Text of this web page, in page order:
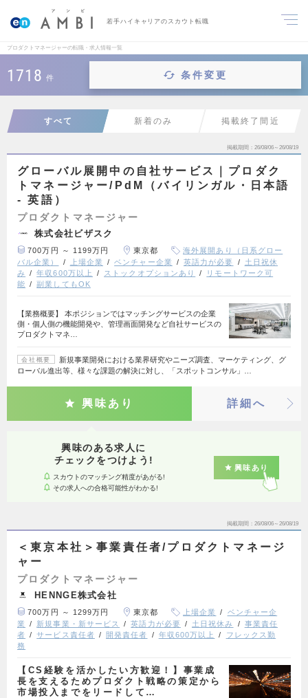
若手ハイキャリアのスカウト転職
プロダクトマネージャーの転職・求人情報一覧
1718 件 条件変更
すべて 新着のみ 掲載終了間近
掲載期間 26/08/06～26/08/19
グローバル展開中の自社サービス｜プロダク
トマネージャー/PdM（バイリンガル・日本語
- 英語）
プロダクトマネージャー
株式会社ビザスク
700万円 ～ 1199万円 東京都
海外展開あり（日系グロー
バル企業）
上場企業 ベンチャー企業 英語力が必要
土日祝休
み
年収600万以上 ストックオプションあり
リモートワーク可
能
副業してもOK
【業務概要】 本ポジションではマッチングサービスの企業
側・個人側の機能開発や、管理画面開発など自社サービスの
プロダクトマネ…
会社概要
新規事業開発における業界研究やニーズ調査、マーケティング、グ
ローバル進出等、様々な課題の解決に対し、「スポットコンサル」…
興味あり 詳細へ
興味のある求人に
チェックをつけよう!
スカウトのマッチング精度があがる!
その求人への合格可能性がわかる!
興味あり
掲載期間 26/08/06～26/08/19
＜東京本社＞事業責任者/プロダクトマネージ
ャー
プロダクトマネージャー
HENNGE株式会社
700万円 ～ 1299万円 東京都 上場企業
ベンチャー企
業
新規事業・新サービス 英語力が必要 土日祝休み
事業責任
者
サービス責任者 開発責任者 年収600万以上
フレックス勤
務
【CS経験を活かしたい方歓迎！】事業成
長を支えるためプロダクト戦略の策定から
市場投入までをリードして…